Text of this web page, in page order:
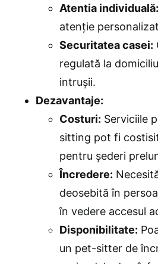
Atentia individuală:
atenție
Securitatea casei:
regulată la
intrușii.
Dezavantaje:
Costuri: Serviciile
sitting pot fi
pentru șederi
Încredere:
deosebită în
în vedere accesul
Disponibilitate:
un pet-sitter de